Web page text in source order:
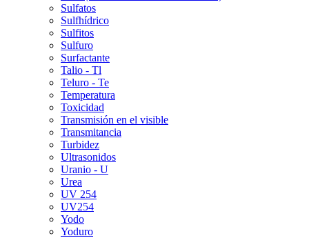
Sulfatos
Sulfhídrico
Sulfitos
Sulfuro
Surfactante
Talio - Tl
Teluro - Te
Temperatura
Toxicidad
Transmisión en el visible
Transmitancia
Turbidez
Ultrasonidos
Uranio - U
Urea
UV 254
UV254
Yodo
Yoduro